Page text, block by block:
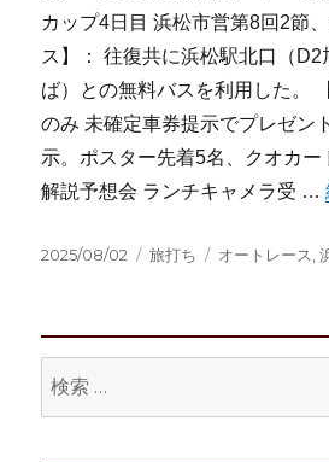
カップ4日目 浜松市営第8回2節
ス】： 往復共に浜松駅北口（D2
ば）との無料バスを利用した。
のみ 未確定車券提示でプレゼン
示。ポスター先着5名、クオカー
解説予想会 ランチキャメラ受 …
投
2025/08/02
カ
ー
旅打ち
タ
オートレース ,